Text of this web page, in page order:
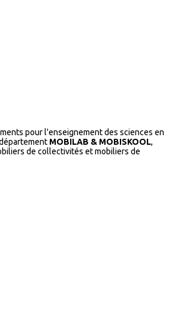
pour l'enseignement des sciences en
MOBILAB & MOBISKOOL,
de collectivités et mobiliers de